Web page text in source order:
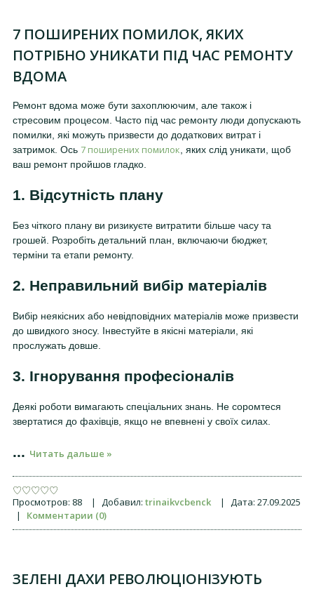
7 ПОШИРЕНИХ ПОМИЛОК, ЯКИХ
ПОТРІБНО УНИКАТИ ПІД ЧАС РЕМОНТУ
ВДОМА
Ремонт вдома може бути захоплюючим, але також і
стресовим процесом. Часто під час ремонту люди допускають
помилки, які можуть призвести до додаткових витрат і
затримок. Ось 7 поширених помилок , яких слід уникати, щоб
ваш ремонт пройшов гладко.
1. Відсутність плану
Без чіткого плану ви ризикуєте витратити більше часу та
грошей. Розробіть детальний план, включаючи бюджет,
терміни та етапи ремонту.
2. Неправильний вибір матеріалів
Вибір неякісних або невідповідних матеріалів може призвести
до швидкого зносу. Інвестуйте в якісні матеріали, які
прослужать довше.
3. Ігнорування професіоналів
Деякі роботи вимагають спеціальних знань. Не соромтеся
звертатися до фахівців, якщо не впевнені у своїх силах.
... Читать дальше »
Просмотров: 88 | Добавил: trinaikvcbenck | Дата: 27.09.2025
|
Комментарии (0)
ЗЕЛЕНІ ДАХИ РЕВОЛЮЦІОНІЗУЮТЬ